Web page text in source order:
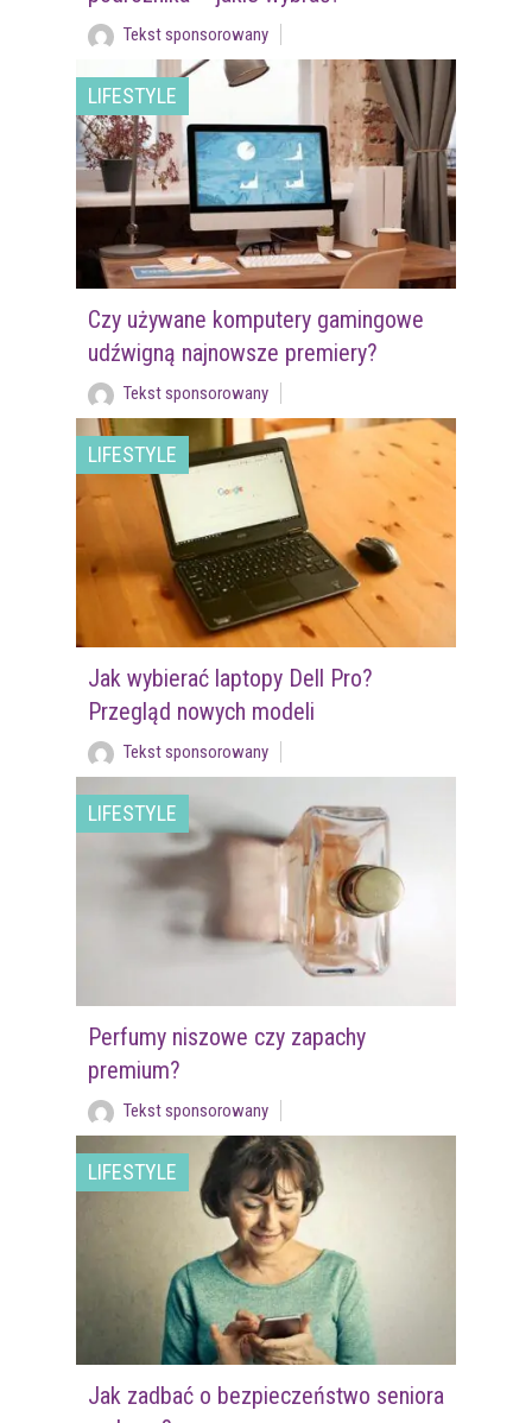
Tekst sponsorowany
LIFESTYLE
Czy używane komputery gamingowe
udźwigną najnowsze premiery?
Tekst sponsorowany
LIFESTYLE
Jak wybierać laptopy Dell Pro?
Przegląd nowych modeli
Tekst sponsorowany
LIFESTYLE
Perfumy niszowe czy zapachy
premium?
Tekst sponsorowany
LIFESTYLE
Jak zadbać o bezpieczeństwo seniora